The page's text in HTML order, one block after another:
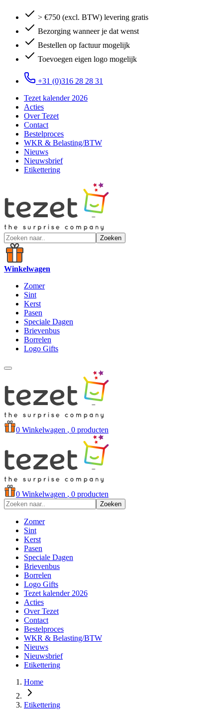
> €750 (excl. BTW) levering gratis
Bezorging wanneer je dat wenst
Bestellen op factuur mogelijk
Toevoegen eigen logo mogelijk
+31 (0)316 28 28 31
Tezet kalender 2026
Acties
Over Tezet
Contact
Bestelproces
WKR & Belasting/BTW
Nieuws
Nieuwsbrief
Etikettering
Zoeken
Winkelwagen
Zomer
Sint
Kerst
Pasen
Speciale Dagen
Brievenbus
Borrelen
Logo Gifts
0 Winkelwagen , 0 producten
0 Winkelwagen , 0 producten
Zoeken
Zomer
Sint
Kerst
Pasen
Speciale Dagen
Brievenbus
Borrelen
Logo Gifts
Tezet kalender 2026
Acties
Over Tezet
Contact
Bestelproces
WKR & Belasting/BTW
Nieuws
Nieuwsbrief
Etikettering
Home
Etikettering